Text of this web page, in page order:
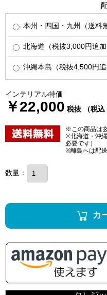
本州・四国・九州（送料
北海道（税抜3,000円追加
沖縄本島（税抜4,500円追
インテリアル特価
￥22,000 税抜 （税込
※この商品は
※北海道・沖
必要です）
※離島へは配
数量：
カ